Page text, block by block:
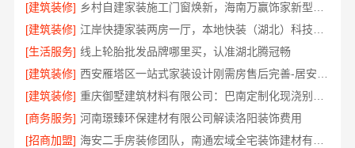
[建筑装修]
[建筑装修]
[生活服务] 线上轮胎批发品牌哪里买，认准湖北腾冠畅
[建筑装修]
[建筑装修]
[商务服务] 河南璟臻环保建材有限公司解读洛阳装饰费用
[招商加盟]